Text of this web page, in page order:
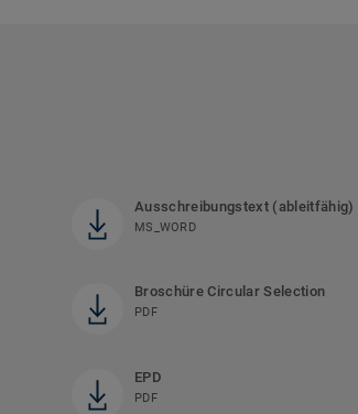
Ausschreibungstext (ableitfähig)
MS_WORD
Broschüre Circular Selection
PDF
EPD
PDF